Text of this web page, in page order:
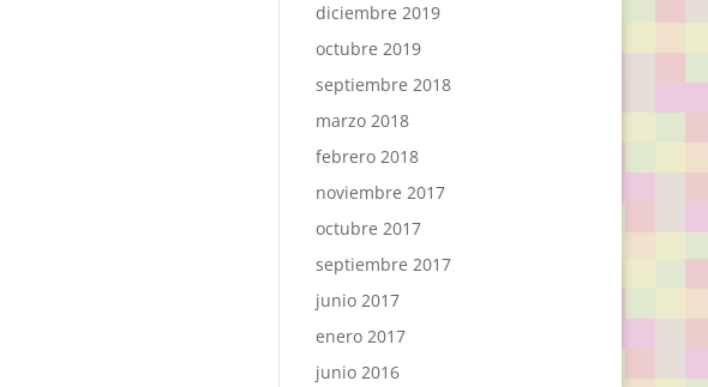
diciembre 2019
octubre 2019
septiembre 2018
marzo 2018
febrero 2018
noviembre 2017
octubre 2017
septiembre 2017
junio 2017
enero 2017
junio 2016